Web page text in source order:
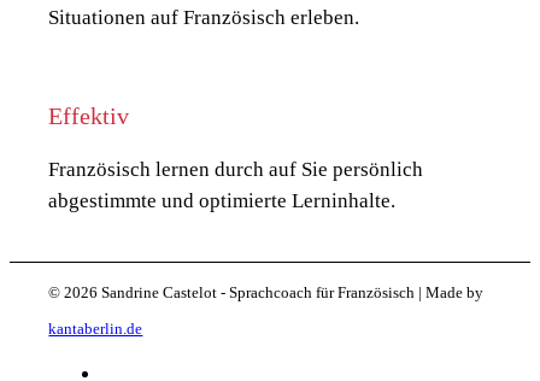
Situationen auf Französisch erleben.
Effektiv
Französisch lernen durch auf Sie persönlich
abgestimmte und optimierte Lerninhalte.
© 2026 Sandrine Castelot - Sprachcoach für Französisch | Made by
kantaberlin.de